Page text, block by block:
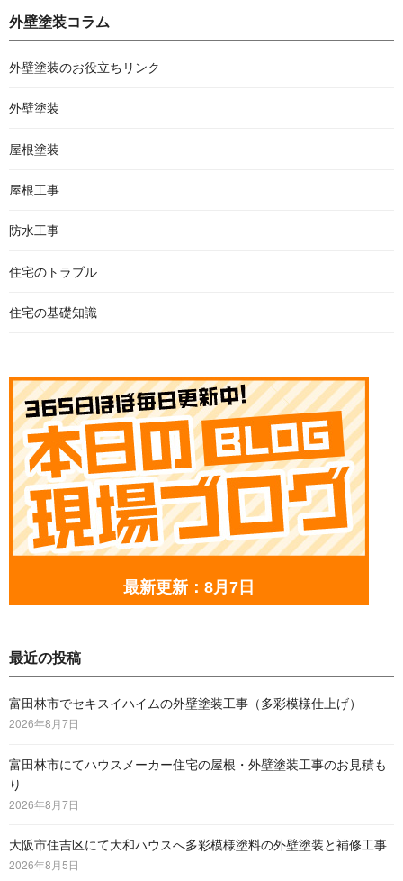
外壁塗装コラム
外壁塗装のお役立ちリンク
外壁塗装
屋根塗装
屋根工事
防水工事
住宅のトラブル
住宅の基礎知識
最新更新：8月7日
最近の投稿
富田林市でセキスイハイムの外壁塗装工事（多彩模様仕上げ）
2026年8月7日
富田林市にてハウスメーカー住宅の屋根・外壁塗装工事のお見積も
り
2026年8月7日
大阪市住吉区にて大和ハウスへ多彩模様塗料の外壁塗装と補修工事
2026年8月5日